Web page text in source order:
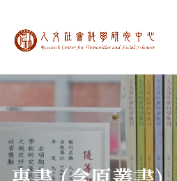
中央研究院
:::